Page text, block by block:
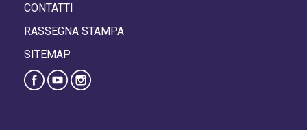
CONTATTI
RASSEGNA STAMPA
SITEMAP